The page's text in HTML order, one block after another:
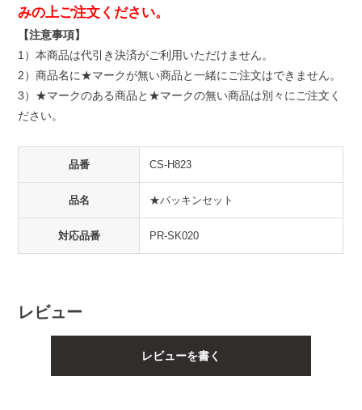
みの上ご注文ください。
【注意事項】
1）本商品は代引き決済がご利用いただけません。
2）商品名に★マークが無い商品と一緒にご注文はできません。
3）★マークのある商品と★マークの無い商品は別々にご注文く
ださい。
品番 CS-H823
品名 ★パッキンセット
対応品番 PR-SK020
レビュー
レビューを書く